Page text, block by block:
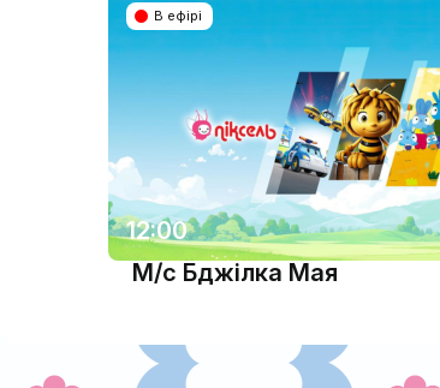
В ефірі
12:00
М/с Бджілка Мая